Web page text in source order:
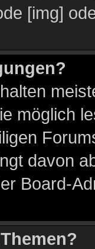
[img]
möglich
davon
Board-